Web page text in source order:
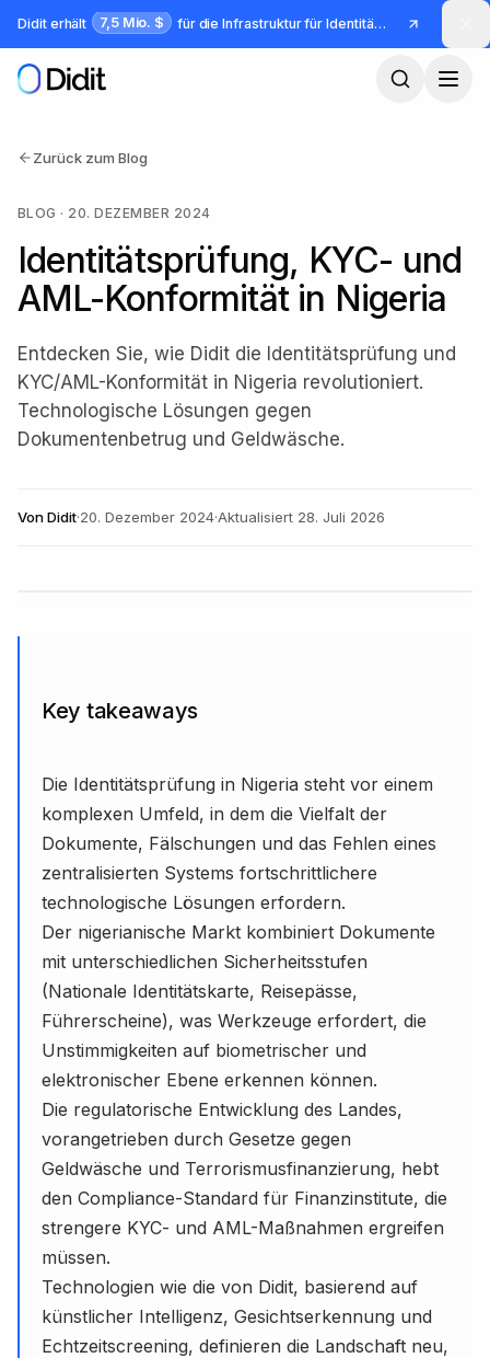
Zum Hauptinhalt springen
Didit erhält 7,5 Mio. $ für die Infrastruktur für Identität und Betrug
Zurück zum Blog
BLOG · 20. DEZEMBER 2024
Identitätsprüfung, KYC- und
AML-Konformität in Nigeria
Entdecken Sie, wie Didit die Identitätsprüfung und
KYC/AML-Konformität in Nigeria revolutioniert.
Technologische Lösungen gegen
Dokumentenbetrug und Geldwäsche.
VonDidit·20. Dezember 2024·Aktualisiert 28. Juli 2026
Key takeaways
Die Identitätsprüfung in Nigeria steht vor einem
komplexen Umfeld, in dem die Vielfalt der
Dokumente, Fälschungen und das Fehlen eines
zentralisierten Systems fortschrittlichere
technologische Lösungen erfordern.
Der nigerianische Markt kombiniert Dokumente
mit unterschiedlichen Sicherheitsstufen
(Nationale Identitätskarte, Reisepässe,
Führerscheine), was Werkzeuge erfordert, die
Unstimmigkeiten auf biometrischer und
elektronischer Ebene erkennen können.
Die regulatorische Entwicklung des Landes,
vorangetrieben durch Gesetze gegen
Geldwäsche und Terrorismusfinanzierung, hebt
den Compliance-Standard für Finanzinstitute, die
strengere KYC- und AML-Maßnahmen ergreifen
müssen.
Technologien wie die von Didit, basierend auf
künstlicher Intelligenz, Gesichtserkennung und
Echtzeitscreening, definieren die Landschaft neu,